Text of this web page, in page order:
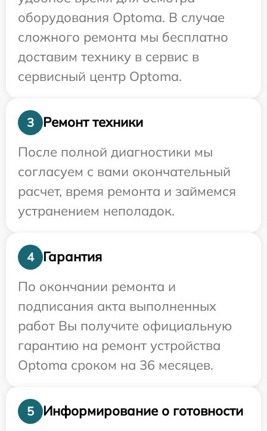
оборудования Optoma. В случае
сложного ремонта мы бесплатно
доставим технику в сервис в
сервисный центр Optoma.
3
Ремонт техники
После полной диагностики мы
согласуем с вами окончательный
расчет, время ремонта и займемся
устранением неполадок.
4
Гарантия
По окончании ремонта и
подписания акта выполненных
работ Вы получите официальную
гарантию на ремонт устройства
Optoma сроком на 36 месяцев.
5
Информирование о готовности